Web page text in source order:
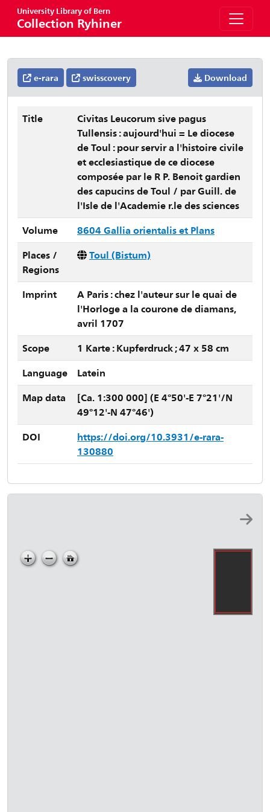
University Library of Bern
Collection Ryhiner
e-rara swisscovery Download
Title
Civitas Leucorum sive pagus
Tullensis : aujourd'hui = Le diocese
de Toul : pour servir a l'histoire civile
et ecclesiastique de ce diocese
composée par le R P. Benoit gardien
des capucins de Toul / par Guill. de
l'Isle de l'Academie r.le des sciences
Volume
8604 Gallia orientalis et Plans
Places /
Regions
Toul (Bistum)
Imprint
A Paris : chez l'auteur sur le quai de
l'Horloge a la courone de diamans,
avril 1707
Scope
1 Karte : Kupferdruck ; 47 x 58 cm
Language
Latein
Map data
[Ca. 1:300 000] (E 4°50'-E 7°21'/N
49°12'-N 47°46')
DOI
https://doi.org/10.3931/e-rara-
130880